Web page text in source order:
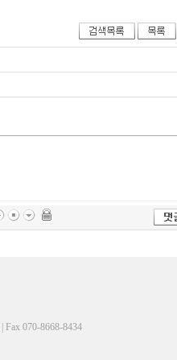
070-8668-8434